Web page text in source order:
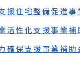
援住宅整備促進事
活性化支援事業補
確保支援事業補助